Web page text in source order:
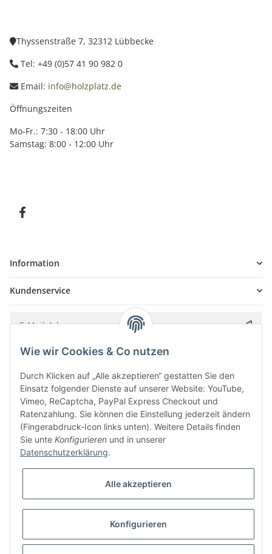
Thyssenstraße 7, 32312 Lübbecke
Tel: +49 (0)57 41 90 982 0
Email: info@holzplatz.de
Öffnungszeiten
Mo-Fr.: 7:30 - 18:00 Uhr
Samstag: 8:00 - 12:00 Uhr
Information
Kundenservice
Bitte senden Sie mir entsprechend IhrerDatenschutzerklärung
* Alle Preise inkl. gesetzlicher USt., zzgl.
Besucherzähler: 5850327
UmsetzungVlarom E-Commerce Agentur| Powered byJTL-Shop|
Wie wir Cookies & Co nutzen
Durch Klicken auf „Alle akzeptieren“ gestatten Sie den
Einsatz folgender Dienste auf unserer Website: YouTube,
Vimeo, ReCaptcha, PayPal Express Checkout und
Ratenzahlung. Sie können die Einstellung jederzeit ändern
(Fingerabdruck-Icon links unten). Weitere Details finden
Sie unte Konfigurieren und in unserer
Datenschutzerklärung.
Alle akzeptieren
Konfigurieren